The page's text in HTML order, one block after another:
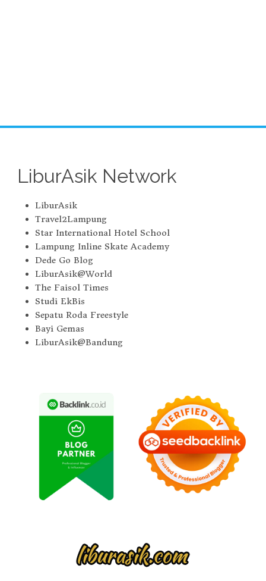
LiburAsik Network
LiburAsik
Travel2Lampung
Star International Hotel School
Lampung Inline Skate Academy
Dede Go Blog
LiburAsik@World
The Faisol Times
Studi EkBis
Sepatu Roda Freestyle
Bayi Gemas
LiburAsik@Bandung